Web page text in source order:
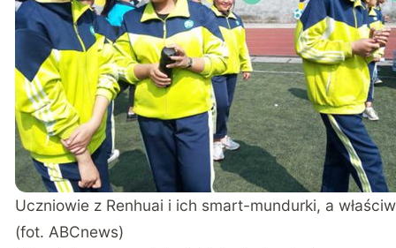
Uczniowie z Renhuai i ich smart-mundurki, a
(fot. ABCnews)